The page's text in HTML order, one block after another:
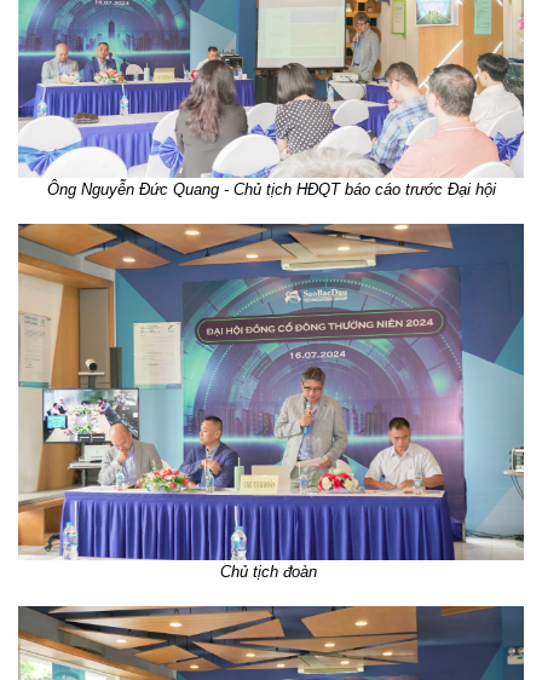
Ông Nguyễn Đức Quang - Chủ tịch HĐQT báo cáo trước Đại hội
Chủ tịch đoàn